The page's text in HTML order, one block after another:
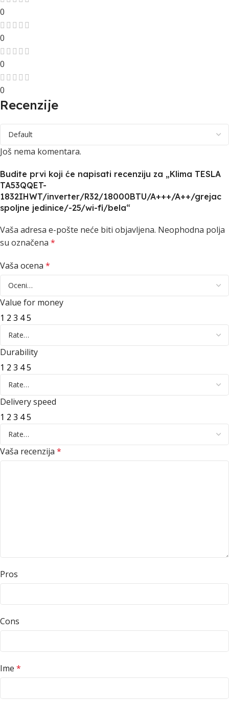
0
0
0
0
Recenzije
Još nema komentara.
Budite prvi koji će napisati recenziju za „Klima TESLA
TA53QQET-
1832IHWT/inverter/R32/18000BTU/A+++/A++/grejac
spoljne jedinice/-25/wi-fi/bela“
Vaša adresa e-pošte neće biti objavljena. Neophodna polja
su označena *
Vaša ocena *
Value for money
1 2 3 45
Durability
1 2 3 45
Delivery speed
1 2 3 45
Vaša recenzija *
Pros
Cons
Ime *